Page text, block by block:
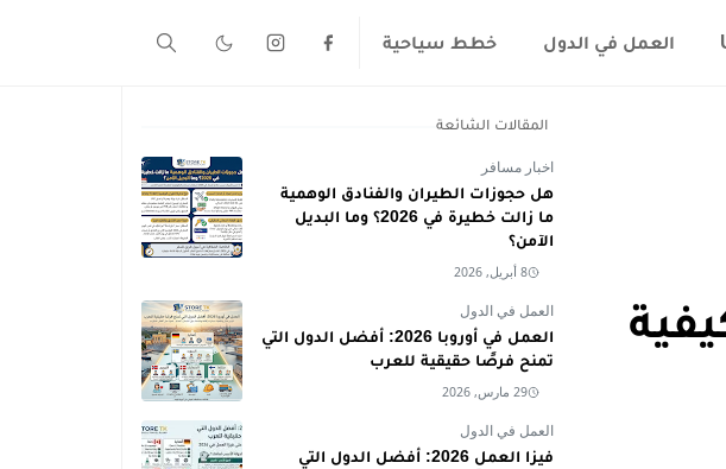
العمل في الدول خطط سياحية
المقالات الشائعة
اخبار مسافر
هل حجوزات الطيران والفنادق الوهمية
ما زالت خطيرة في 2026؟ وما البديل
الآمن؟
8 أبريل, 2026
العمل في الدول
العمل في أوروبا 2026: أفضل الدول التي
تمنح فرصًا حقيقية للعرب
29 مارس, 2026
العمل في الدول
فيزا العمل 2026: أفضل الدول التي